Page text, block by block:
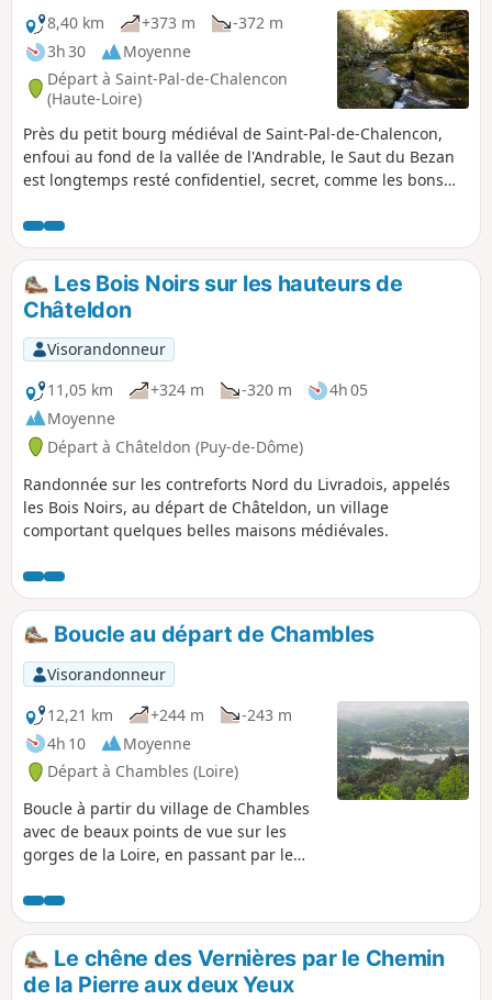
8,40 km +373 m
-372 m
3h 30
Moyenne
Départ à Saint-Pal-de-Chalencon
(Haute-Loire)
Près du petit bourg médiéval de Saint-Pal-de-Chalencon,
enfoui au fond de la vallée de l'Andrable, le Saut du Bezan
est longtemps resté confidentiel, secret, comme les bons
Les Bois Noirs sur les hauteurs de
Châteldon
Visorandonneur
11,05 km
+324 m -320 m
4h 05
Moyenne
Départ à Châteldon (Puy-de-Dôme)
Randonnée sur les contreforts Nord du Livradois, appelés
les Bois Noirs, au départ de Châteldon, un village
comportant quelques belles maisons médiévales.
Boucle au départ de Chambles
Visorandonneur
12,21 km
+244 m
-243 m
4h 10
Moyenne
Départ à Chambles (Loire)
Boucle à partir du village de Chambles
avec de beaux points de vue sur les
gorges de la Loire, en passant par le
Monts du Lyonnais, la plaine et les
Monts du Forez.
Le chêne des Vernières par le Chemin
de la Pierre aux deux Yeux